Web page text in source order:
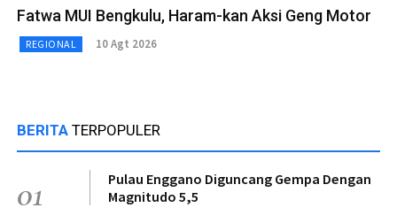
Fatwa MUI Bengkulu, Haram-kan Aksi Geng Motor
REGIONAL 10 Agt 2026
BERITA TERPOPULER
01
Pulau Enggano Diguncang Gempa Dengan
Magnitudo 5,5